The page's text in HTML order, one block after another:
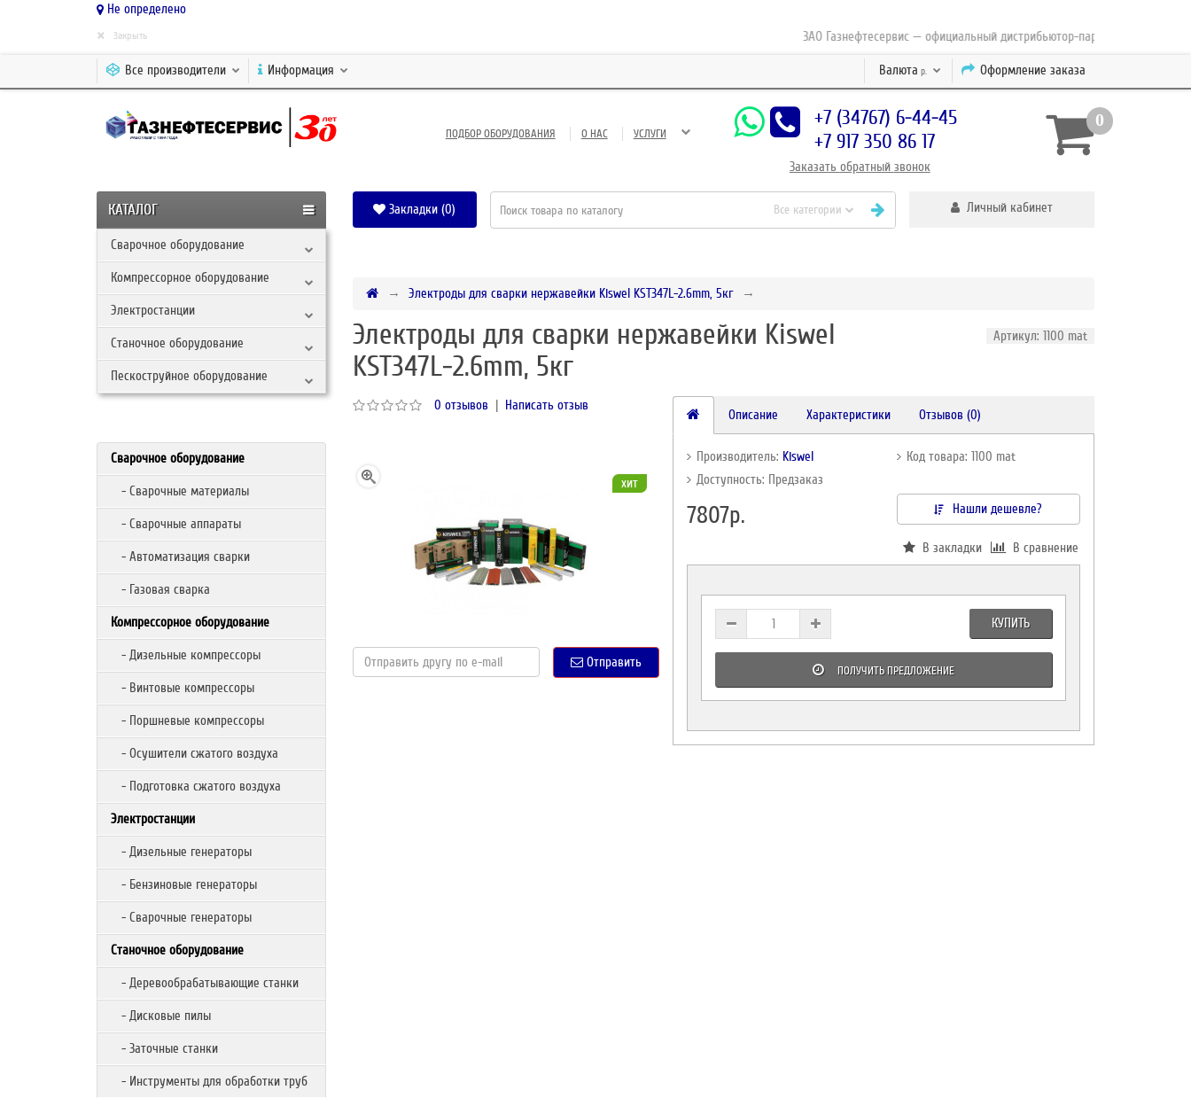
Не определено
ЗАО Газнефтесервис — официальный дистрибьютор-партнер концерна ESAB с
× Закрыть
Оформление заказа
Валюта р.
Все производители Информация
ПОДБОР ОБОРУДОВАНИЯ О НАС УСЛУГИ
+7 (34767) 6-44-45
+7 917 350 86 17
Заказать обратный звонок
0
КАТАЛОГ
Сварочное оборудование
Компрессорное оборудование
Электростанции
Станочное оборудование
Пескоструйное оборудование
Закладки (0) Все категории Личный кабинет
Сварочное оборудование
- Сварочные материалы
- Сварочные аппараты
- Автоматизация сварки
- Газовая сварка
Компрессорное оборудование
- Дизельные компрессоры
- Винтовые компрессоры
- Поршневые компрессоры
- Осушители сжатого воздуха
- Подготовка сжатого воздуха
Электростанции
- Дизельные генераторы
- Бензиновые генераторы
- Сварочные генераторы
Станочное оборудование
- Деревообрабатывающие станки
- Дисковые пилы
- Заточные станки
- Инструменты для обработки труб
Электроды для сварки нержавейки Kiswel KST347L-2.6mm, 5кг
Электроды для сварки нержавейки Kiswel
KST347L-2.6mm, 5кг
Артикул: 1100 mat
0 отзывов | Написать отзыв
хит
Отправить
Описание Характеристики Отзывов (0)
Производитель: Kiswel
Код товара: 1100 mat
Доступность: Предзаказ
7807р. Нашли дешевле?
В закладки В сравнение
КУПИТЬ
ПОЛУЧИТЬ ПРЕДЛОЖЕНИЕ